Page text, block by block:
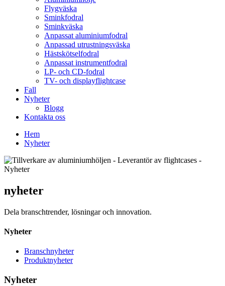
Flygväska
Sminkfodral
Sminkväska
Anpassat aluminiumfodral
Anpassad utrustningsväska
Hästskötselfodral
Anpassat instrumentfodral
LP- och CD-fodral
TV- och displayflightcase
Fall
Nyheter
Blogg
Kontakta oss
Hem
Nyheter
nyheter
Dela branschtrender, lösningar och innovation.
Nyheter
Branschnyheter
Produktnyheter
Nyheter